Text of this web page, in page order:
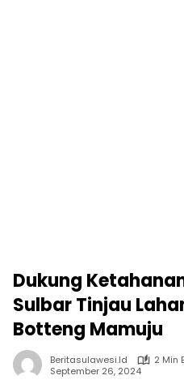
Dukung
Sulbar Tinjau
Botteng Mamuju
Beritasulawesi.id
2 Min
September 26, 2024